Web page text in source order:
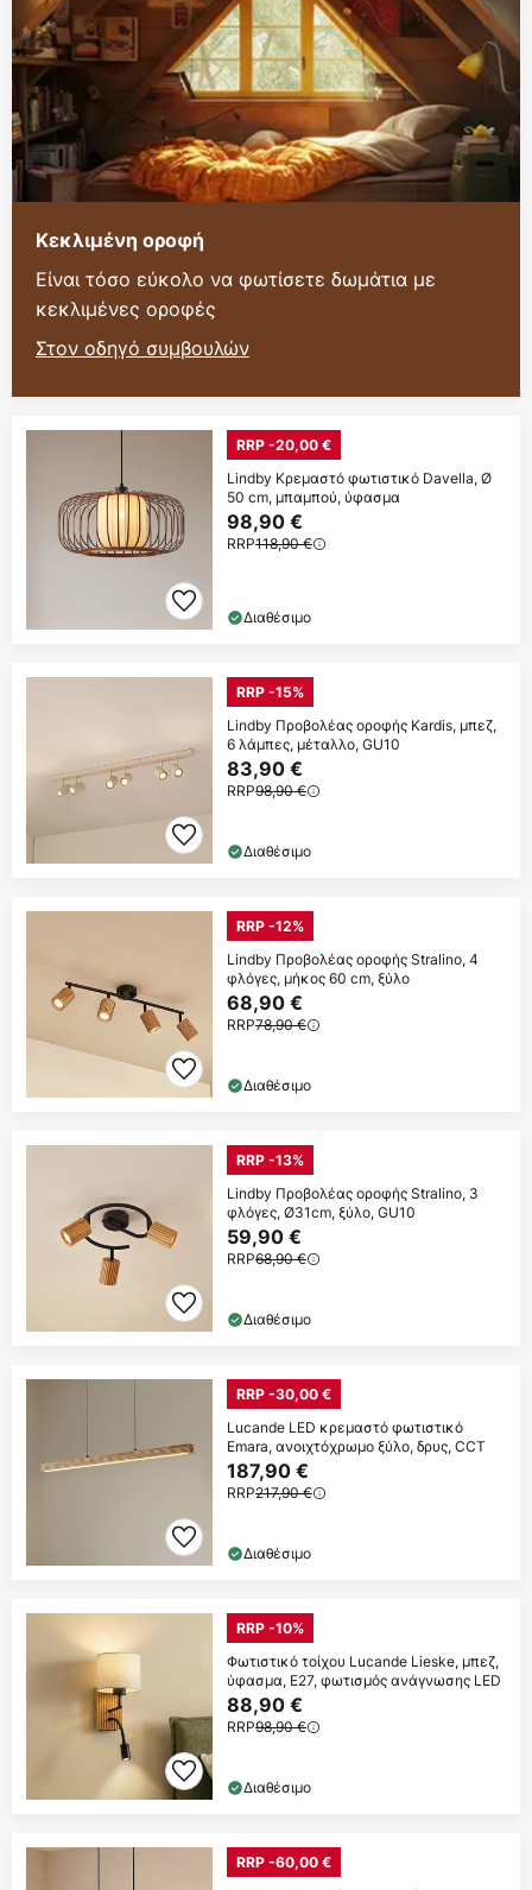
Κεκλιμένη οροφή
Είναι τόσο εύκολο να φωτίσετε δωμάτια με
κεκλιμένες οροφές
Στον οδηγό συμβουλών
RRP -20,00 €
Lindby Κρεμαστό φωτιστικό Davella, Ø
50 cm, μπαμπού, ύφασμα
98,90 €
RRP118,90 €
Διαθέσιμο
RRP -15%
Lindby Προβολέας οροφής Kardis, μπεζ,
6 λάμπες, μέταλλο, GU10
83,90 €
RRP98,90 €
Διαθέσιμο
RRP -12%
Lindby Προβολέας οροφής Stralino, 4
φλόγες, μήκος 60 cm, ξύλο
68,90 €
RRP78,90 €
Διαθέσιμο
RRP -13%
Lindby Προβολέας οροφής Stralino, 3
φλόγες, Ø31cm, ξύλο, GU10
59,90 €
RRP68,90 €
Διαθέσιμο
RRP -30,00 €
Lucande LED κρεμαστό φωτιστικό
Emara, ανοιχτόχρωμο ξύλο, δρυς, CCT
187,90 €
RRP217,90 €
Διαθέσιμο
RRP -10%
Φωτιστικό τοίχου Lucande Lieske, μπεζ,
ύφασμα, E27, φωτισμός ανάγνωσης LED
88,90 €
RRP98,90 €
Διαθέσιμο
RRP -60,00 €